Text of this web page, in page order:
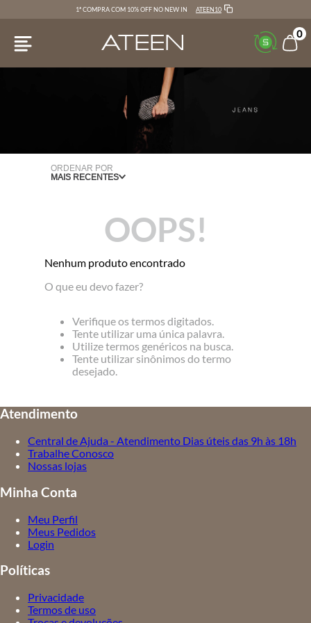
1ª COMPRA COM 10% OFF NO NEW IN ATEEN10
0
ORDENAR POR
MAIS RECENTES
OOPS!
Nenhum produto encontrado
O que eu devo fazer?
Verifique os termos digitados.
Tente utilizar uma única palavra.
Utilize termos genéricos na busca.
Tente utilizar sinônimos do termo
desejado.
Atendimento
Central de Ajuda - Atendimento Dias úteis das 9h às 18h
Trabalhe Conosco
Nossas lojas
Minha Conta
Meu Perfil
Meus Pedidos
Login
Políticas
Privacidade
Termos de uso